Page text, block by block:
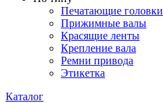
Печатающие головки
Прижимные валы
Красящие ленты
Крепление вала
Ремни привода
Этикетка
Каталог